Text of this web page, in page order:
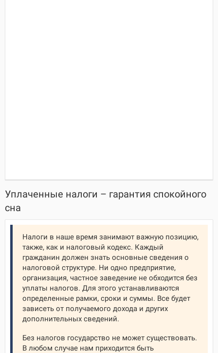
Уплаченные налоги – гарантия спокойного
сна
Налоги в наше время занимают важную позицию,
также, как и налоговый кодекс. Каждый
гражданин должен знать основные сведения о
налоговой структуре. Ни одно предприятие,
организация, частное заведение не обходится без
уплаты налогов. Для этого устанавливаются
определенные рамки, сроки и суммы. Все будет
зависеть от получаемого дохода и других
дополнительных сведений.
Без налогов государство не может существовать.
В любом случае нам приходится быть